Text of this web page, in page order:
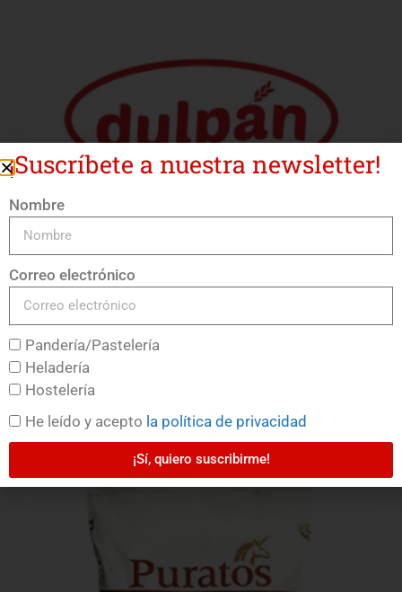
¡Suscríbete a nuestra newsletter!
Nombre
Correo electrónico
Pandería/Pastelería
Heladería
Hostelería
He leído y acepto la política de privacidad
¡Sí, quiero suscribirme!